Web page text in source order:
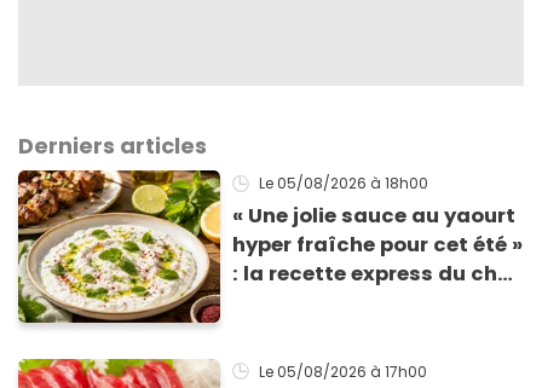
Derniers articles
Le 05/08/2026 à 18h00
« Une jolie sauce au yaourt
hyper fraîche pour cet été »
: la recette express du chef
grillades
Le 05/08/2026 à 17h00